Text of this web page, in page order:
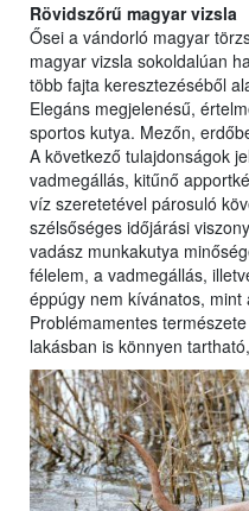
Rövidszőrű magyar vizsla
Ősei a vándorló magyar
magyar vizsla sokoldalúan
több fajta keresztezéséből
Elegáns megjelenésű,
sportos kutya. Mezőn,
A következő tulajdonságok
vadmegállás, kitűnő
víz szeretetével párosuló
szélsőséges időjárási
vadász munkakutya
félelem, a vadmegállás,
éppúgy nem kívánatos, mint
Problémamentes
lakásban is könnyen